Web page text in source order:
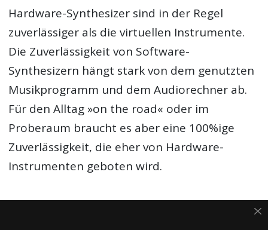
Hardware-Synthesizer sind in der Regel
zuverlässiger als die virtuellen Instrumente.
Die Zuverlässigkeit von Software-
Synthesizern hängt stark von dem genutzten
Musikprogramm und dem Audiorechner ab.
Für den Alltag »on the road« oder im
Proberaum braucht es aber eine 100%ige
Zuverlässigkeit, die eher von Hardware-
Instrumenten geboten wird.
Zudem sind diese weniger fummelig in der